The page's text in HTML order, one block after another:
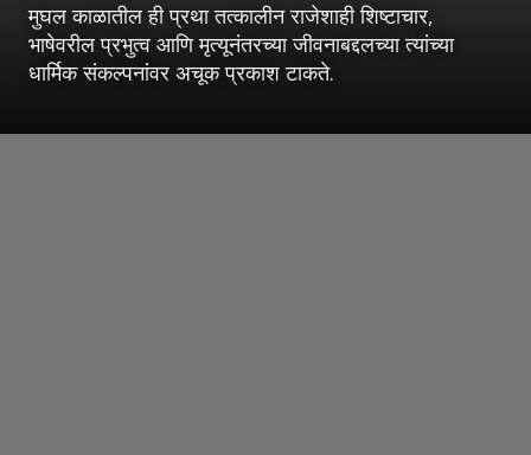
मुघल काळातील ही प्रथा तत्कालीन राजेशाही शिष्टाचार,
भाषेवरील प्रभुत्व आणि मृत्यूनंतरच्या जीवनाबद्दलच्या त्यांच्या
धार्मिक संकल्पनांवर अचूक प्रकाश टाकते.